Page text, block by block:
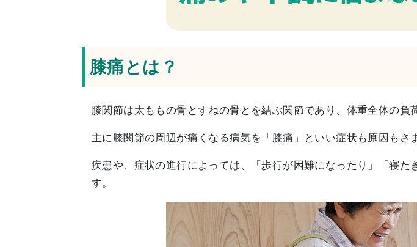
膝痛とは？
膝関節は太ももの骨とすねの骨とを結ぶ関節であり、体重全体の負
主に膝関節の周辺が痛くなる病気を「膝痛」といい症状も原因もさ
疾患や、症状の進行によっては、「歩行が困難になったり」「寝
す。